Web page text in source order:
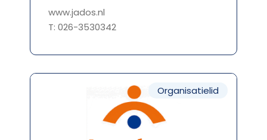
www.jados.nl
T: 026-3530342
Organisatielid